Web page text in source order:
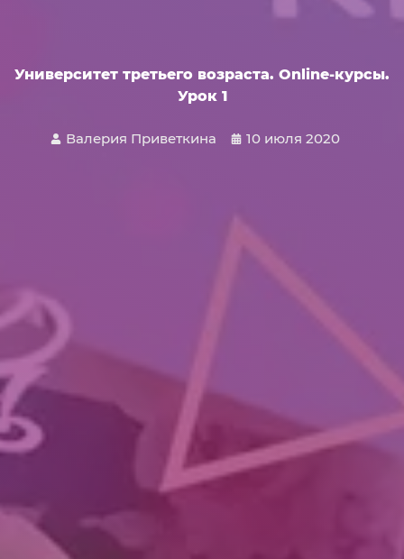
Университет третьего возраста. Online-курсы.
Урок 1
Валерия Приветкина 10 июля 2020